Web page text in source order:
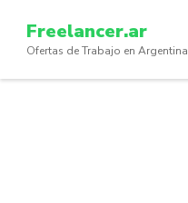
content
(Press
Freelancer.ar
Ofertas de Trabajo en Argentina